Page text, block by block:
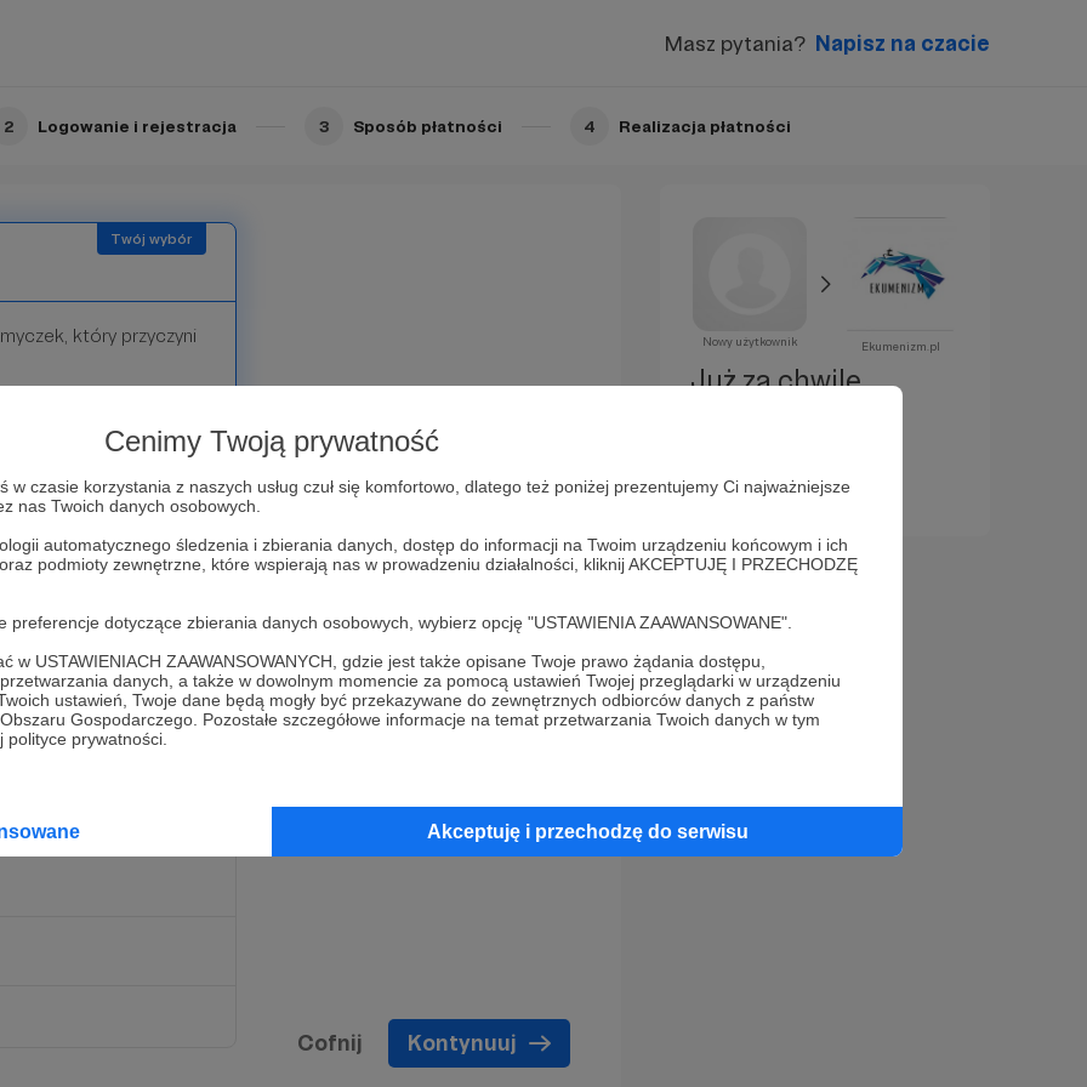
Cenimy Twoją prywatność
w czasie korzystania z naszych usług czuł się komfortowo, dlatego też poniżej prezentujemy Ci najważniejsze
nas Twoich danych osobowych.
automatycznego śledzenia i zbierania danych, dostęp do informacji na Twoim urządzeniu końcowym i ich
podmioty zewnętrzne, które wspierają nas w prowadzeniu działalności, kliknij AKCEPTUJĘ I PRZECHODZĘ
dotyczące zbierania danych osobowych, wybierz opcję "USTAWIENIA ZAAWANSOWANE".
w USTAWIENIACH ZAAWANSOWANYCH, gdzie jest także opisane Twoje prawo żądania dostępu,
danych, a także w dowolnym momencie za pomocą ustawień Twojej przeglądarki w urządzeniu
ustawień, Twoje dane będą mogły być przekazywane do zewnętrznych odbiorców danych z państw
Gospodarczego. Pozostałe szczegółowe informacje na temat przetwarzania Twoich danych w tym
prywatności.
Akceptuję i przechodzę do serwisu
Masz pytania? Napisz na czacie
2 Logowanie i rejestracja 3 Sposób płatności 4 Realizacja płatności
który przyczyni
Limit: 100
duża Latte w dowolnej
serwisu przy większej
tylko ma Koty, ale i
Cofnij Kontynuuj
Nowy użytkownik Ekumenizm.pl
Już za chwilę